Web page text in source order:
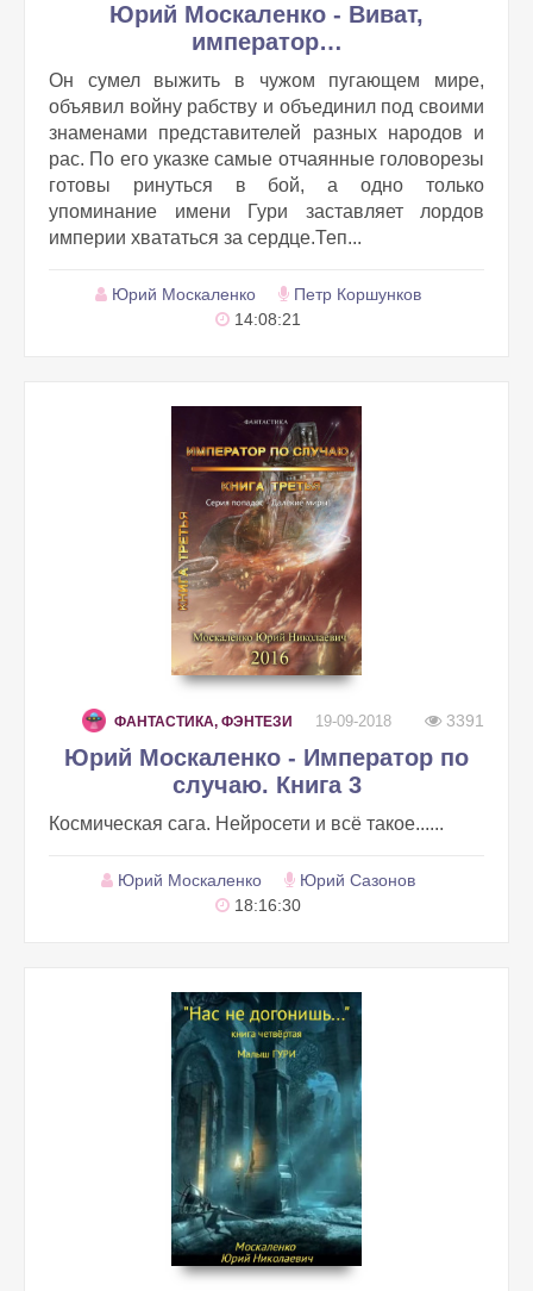
Юрий Москаленко - Виват,
император…
Он сумел выжить в чужом пугающем мире,
объявил войну рабству и объединил под своими
знаменами представителей разных народов и
рас. По его указке самые отчаянные головорезы
готовы ринуться в бой, а одно только
упоминание имени Гури заставляет лордов
империи хвататься за сердце.Теп...
Юрий Москаленко
Петр Коршунков
14:08:21
ФАНТАСТИКА, ФЭНТЕЗИ 19-09-2018 3391
Юрий Москаленко - Император по
случаю. Книга 3
Космическая сага. Нейросети и всё такое......
Юрий Москаленко
Юрий Сазонов
18:16:30